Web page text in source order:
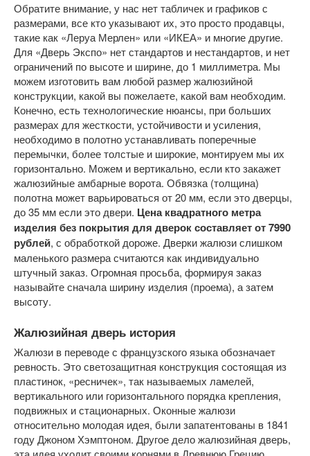
Обратите внимание, у нас нет табличек и графиков с
размерами, все кто указывают их, это просто продавцы,
такие как «Леруа Мерлен» или «ИКЕА» и многие другие.
Для «Дверь Экспо» нет стандартов и нестандартов, и нет
ограничений по высоте и ширине, до 1 миллиметра. Мы
можем изготовить вам любой размер жалюзийной
конструкции, какой вы пожелаете, какой вам необходим.
Конечно, есть технологические нюансы, при больших
размерах для жесткости, устойчивости и усиления,
необходимо в полотно устанавливать поперечные
перемычки, более толстые и широкие, монтируем мы их
горизонтально. Можем и вертикально, если кто закажет
жалюзийные амбарные ворота. Обвязка (толщина)
полотна может варьироваться от 20 мм, если это дверцы,
до 35 мм если это двери. Цена квадратного метра
изделия без покрытия для дверок составляет от 7990
рублей, с обработкой дороже. Дверки жалюзи слишком
маленького размера считаются как индивидуально
штучный заказ. Огромная просьба, формируя заказ
называйте сначала ширину изделия (проема), а затем
высоту.
Жалюзийная дверь история
Жалюзи в переводе с французского языка обозначает
ревность. Это светозащитная конструкция состоящая из
пластинок, «ресничек», так называемых ламелей,
вертикального или горизонтального порядка крепления,
подвижных и стационарных. Оконные жалюзи
относительно молодая идея, были запатентованы в 1841
году Джоном Хэмптоном. Другое дело жалюзийная дверь,